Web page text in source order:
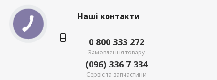
Наші контакти
0 800 333 272
Замовлення товару
(096) 336 7 334
Сервіс та запчастини